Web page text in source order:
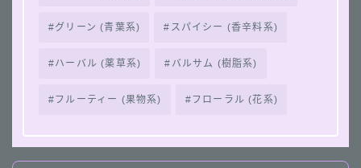
グリーン (青葉系) スパイシー (香辛料系)
ハーバル (薬草系) バルサム (樹脂系)
フルーティー (果物系) フローラル (花系)